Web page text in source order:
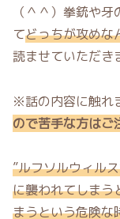
（＾＾）拳銃や
てどっちが攻めな
読ませていただ
※話の内容に触れ
ので苦手な方はご
”ルフソルウィル
に襲われてしまう
まうという危険な